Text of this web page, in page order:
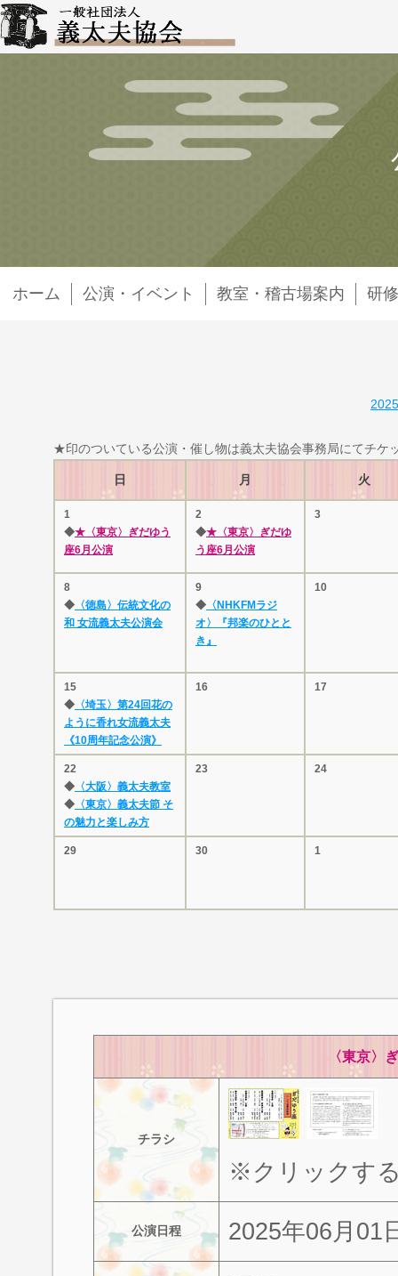
ホーム 公演・イベント 教室・稽古場案内 研
★印のついている公演・催し物は義太夫協会事務局にてチケ
日 月 火
1
◆★〈東京〉ぎだゆう
座6月公演
2
◆★〈東京〉ぎだゆ
う座6月公演
3
8
◆ 〈徳島〉伝統文化の
和 女流義太夫公演会
9
◆ 〈NHKFMラジ
オ〉『邦楽のひとと
き』
10
15
◆ 〈埼玉〉第24回花の
ように香れ女流義太夫
《10周年記念公演》
16 17
22
◆ 〈大阪〉義太夫教室
◆ 〈東京〉義太夫節 そ
の魅力と楽しみ方
23 24
29 30 1
〈東京〉
チラシ
※クリックす
公演日程 2025年06月01